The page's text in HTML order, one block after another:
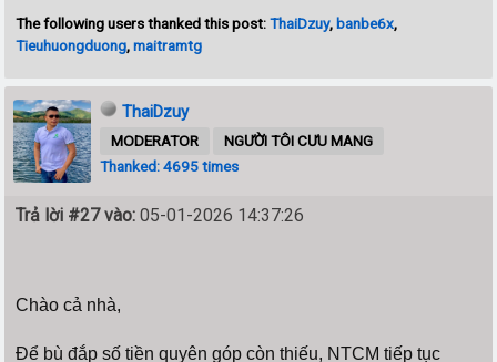
The following users thanked this post:ThaiDzuy, banbe6x,
Tieuhuongduong,maitramtg
ThaiDzuy
MODERATOR
NGƯỜI TÔI CƯU MANG
Thanked: 4695 times
Trả lời #27 vào: 05-01-2026 14:37:26
Chào cả nhà,
Để bù đắp số tiền quyên góp còn thiếu, NTCM tiếp tục